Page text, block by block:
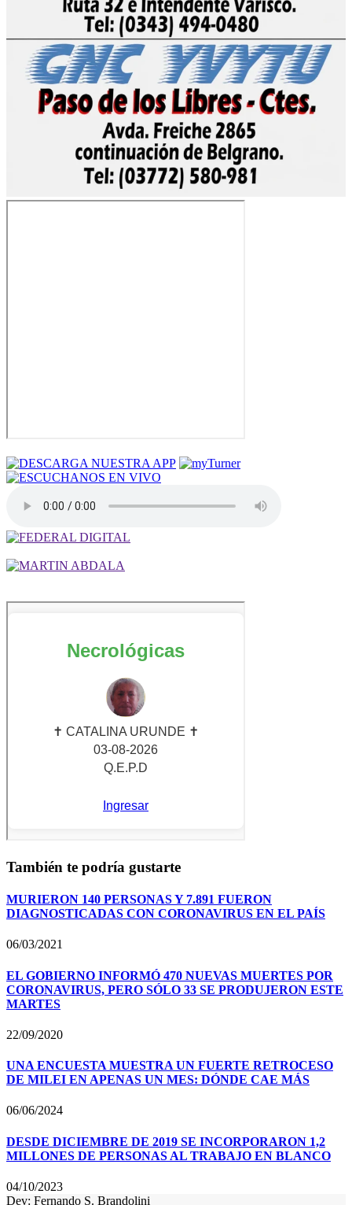
También te podría gustarte
MURIERON 140 PERSONAS Y 7.891 FUERON
DIAGNOSTICADAS CON CORONAVIRUS EN EL PAÍS
06/03/2021
EL GOBIERNO INFORMÓ 470 NUEVAS MUERTES POR
CORONAVIRUS, PERO SÓLO 33 SE PRODUJERON ESTE
MARTES
22/09/2020
UNA ENCUESTA MUESTRA UN FUERTE RETROCESO
DE MILEI EN APENAS UN MES: DÓNDE CAE MÁS
06/06/2024
DESDE DICIEMBRE DE 2019 SE INCORPORARON 1,2
MILLONES DE PERSONAS AL TRABAJO EN BLANCO
04/10/2023
Dev: Fernando S. Brandolini